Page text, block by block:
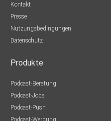
Kontakt
Presse
Nutzungsbedingungen
Datenschutz
Produkte
Podcast-Beratung
Podcast-Jobs
Podcast-Push
Podcast-Werbung